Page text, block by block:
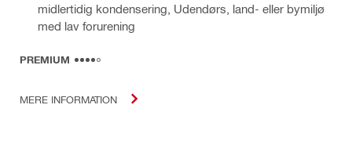
midlertidig kondensering, Udendørs, land- eller bymiljø
med lav forurening
PREMIUM
MERE INFORMATION